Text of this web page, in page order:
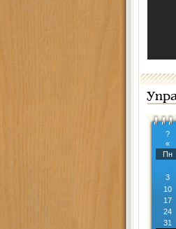
?
«
Пн
3
10
17
24
31